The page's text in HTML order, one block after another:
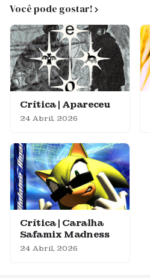
Você pode gostar!
Crítica | Apareceu
24 Abril, 2026
Crítica | Caralha
Safamix Madness
24 Abril, 2026